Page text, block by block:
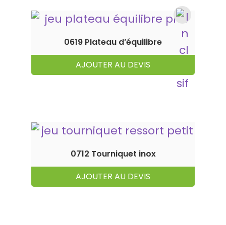
0619 Plateau d’équilibre
AJOUTER AU DEVIS
0712 Tourniquet inox
AJOUTER AU DEVIS